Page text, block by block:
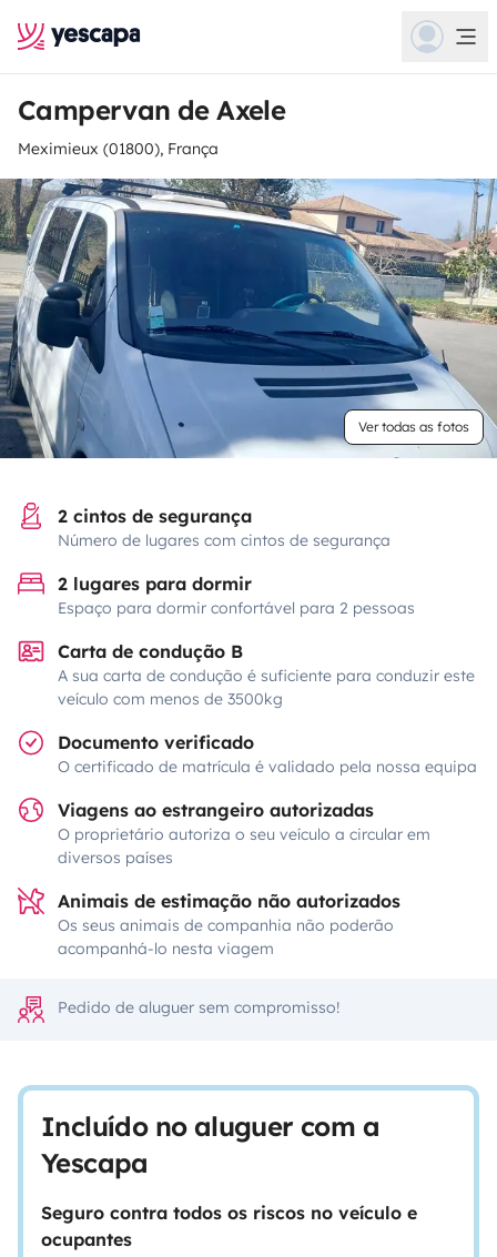
Campervan de Axele
Meximieux (01800), França
Ver todas as fotos
2 cintos de segurança
Número de lugares com cintos de segurança
2 lugares para dormir
Espaço para dormir confortável para 2 pessoas
Carta de condução B
A sua carta de condução é suficiente para conduzir este
veículo com menos de 3500kg
Documento verificado
O certificado de matrícula é validado pela nossa equipa
Viagens ao estrangeiro autorizadas
O proprietário autoriza o seu veículo a circular em
diversos países
Animais de estimação não autorizados
Os seus animais de companhia não poderão
acompanhá-lo nesta viagem
Pedido de aluguer sem compromisso!
Incluído no aluguer com a
Yescapa
Seguro contra todos os riscos no veículo e
ocupantes